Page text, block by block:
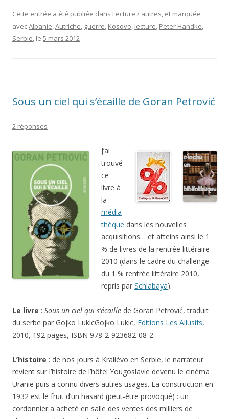
Cette entrée a été publiée dans Lecture / autres , et marquée
avecAlbanie Autriche guerre Kosovo lecture Peter Handke
Serbie , le 5 mars 2012 .
Sous un ciel qui s’écaille de Goran Petrović
2 réponses
J’ai
trouvé
ce
livre à
la
média
thèque dans les nouvelles
acquisitions… et atteins ainsi le 1
% de livres de la rentrée littéraire
2010 (dans le cadre du challenge
du 1 % rentrée littéraire 2010,
repris par Schlabaya).
Le livre : Sous un ciel qui s’écaille de Goran Petrović, traduit
du serbe par Gojko LukicGojko Lukic, Editions Les Allusifs,
2010, 192 pages, ISBN 978-2-923682-08-2.
L’histoire : de nos jours à Kraliévo en Serbie, le narrateur
revient sur l’histoire de l’hôtel Yougoslavie devenu le cinéma
Uranie puis a connu divers autres usages. La construction en
1932 est le fruit d’un hasard (peut-être provoqué) : un
cordonnier a acheté en salle des ventes des milliers de